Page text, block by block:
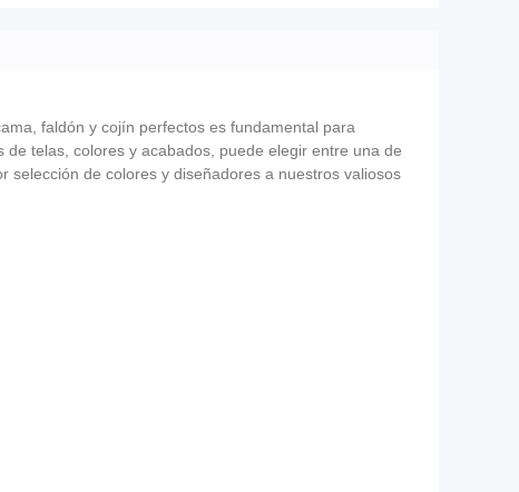
faldón y cojín perfectos es fundamental para
telas, colores y acabados, puede elegir entre una de
selección de colores y diseñadores a nuestros valiosos